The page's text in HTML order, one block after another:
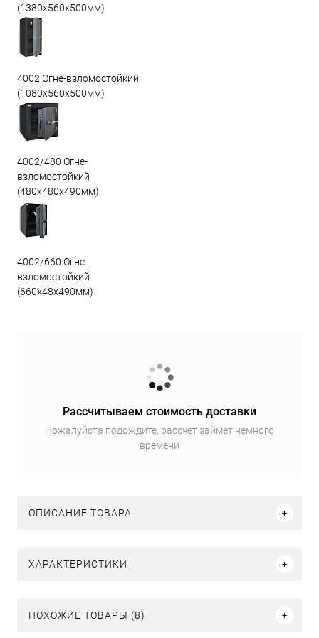
(1380х560х500мм)
4002 Огне-взломостойкий
(1080х560х500мм)
4002/480 Огне-
взломостойкий
(480х480х490мм)
4002/660 Огне-
взломостойкий
(660х48х490мм)
Рассчитываем стоимость доставки
Пожалуйста подождите, рассчет займет немного
времени
ОПИСАНИЕ ТОВАРА
ХАРАКТЕРИСТИКИ
ПОХОЖИЕ ТОВАРЫ (8)